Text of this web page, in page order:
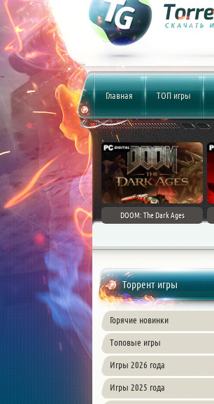
Главная ТОП игры
DOOM: The Dark Ages
Торрент игры
Горячие новинки
Топовые игры
Игры 2026 года
Игры 2025 года